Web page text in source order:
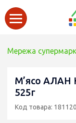
Мережа
М’ясо АЛАН
525г
Код товара: 181120